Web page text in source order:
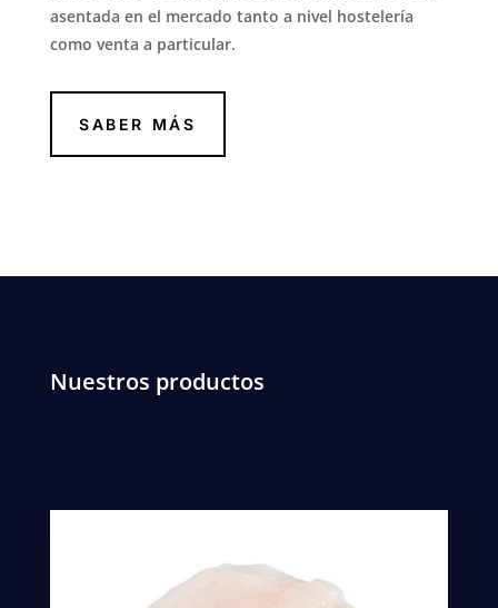
asentada en el mercado tanto a nivel hostelería
como venta a particular.
SABER MÁS
Nuestros productos